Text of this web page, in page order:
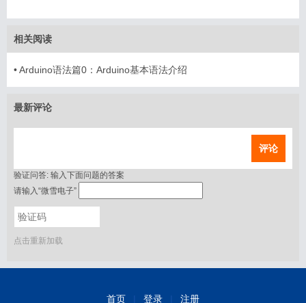
相关阅读
•Arduino语法篇0：Arduino基本语法介绍
最新评论
评论
验证问答: 输入下面问题的答案
请输入“微雪电子”
点击重新加载
首页 登录 注册